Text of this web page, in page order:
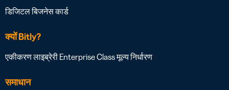
डिजिटल बिजनेस कार्ड
क्यों Bitly?
एकीकरण लाइब्रेरी Enterprise Classमूल्य निर्धारण
समाधान